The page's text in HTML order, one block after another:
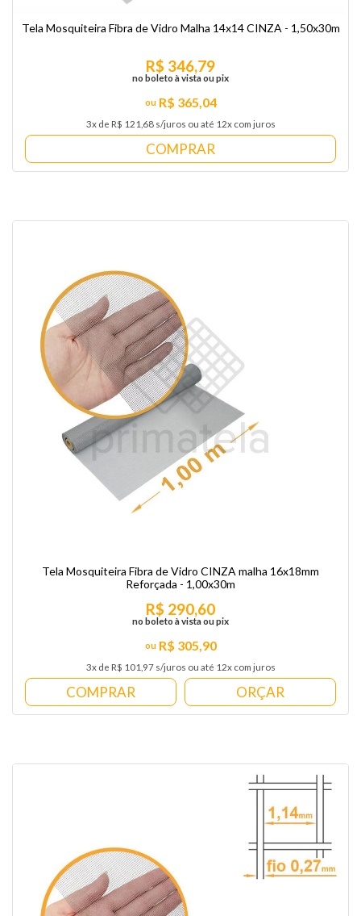
Tela Mosquiteira Fibra de Vidro Malha 14x14 CINZA - 1,50x30m
R$ 365,04
3x de R$ 121,68 s/juros ou até 12x com juros
R$ 346,79
no boleto à vista ou pix
COMPRAR
Tela Mosquiteira Fibra de Vidro CINZA malha 16x18mm
Reforçada - 1,00x30m
R$ 305,90
3x de R$ 101,97 s/juros ou até 12x com juros
R$ 290,60
no boleto à vista ou pix
ORÇAR
COMPRAR